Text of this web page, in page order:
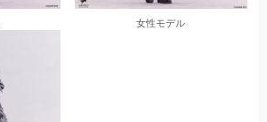
女性モデル